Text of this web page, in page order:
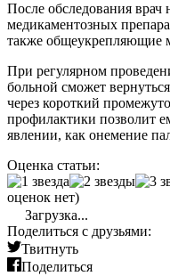
После обследования врач
медикаментозных
также общеукрепляющие
При регулярном
больной сможет
через короткий
профилактики позволит
явлении, как онемение
Оценка статьи:
оценок нет)
Загрузка...
Поделиться с друзьями:
Твитнуть
Поделиться